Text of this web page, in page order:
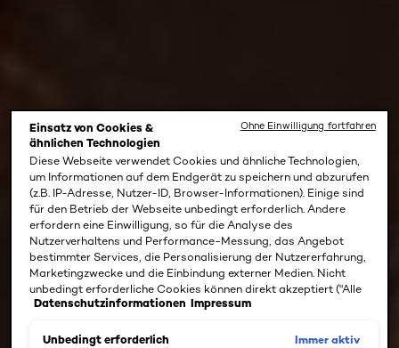
Einsatz von Cookies &
ähnlichen Technologien
Diese Webseite verwendet Cookies und ähnliche Technologien,
um Informationen auf dem Endgerät zu speichern und abzurufen
(z.B. IP-Adresse, Nutzer-ID, Browser-Informationen). Einige sind
für den Betrieb der Webseite unbedingt erforderlich. Andere
erfordern eine Einwilligung, so für die Analyse des
Nutzerverhaltens und Performance-Messung, das Angebot
bestimmter Services, die Personalisierung der Nutzererfahrung,
Marketingzwecke und die Einbindung externer Medien. Nicht
unbedingt erforderliche Cookies können direkt akzeptiert ("Alle
akzeptieren") oder abgelehnt ("Ohne Einwilligung fortfahren")
ebenfalls möglich und speicherbar ("Auswahl speichern"). Die
Datenschutzinformationen Impressum
Unbedingt erforderlich Immer aktiv
Ohne Einwilligung fortfahren